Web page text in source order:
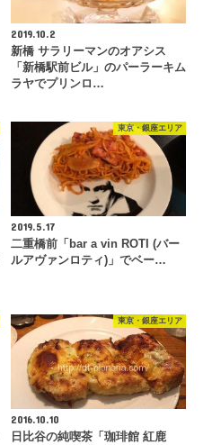
2019.10.2
新橋 サラリーマンのオアシス
「新橋駅前ビル」のパーラーキム
ラヤでプリンロ…
東京・銀座エリア
2019.5.17
二重橋前「bar a vin ROTI (バー
ルアヴァンロティ)」でベー…
東京・銀座エリア
2016.10.10
日比谷の純喫茶「珈琲館 紅鹿